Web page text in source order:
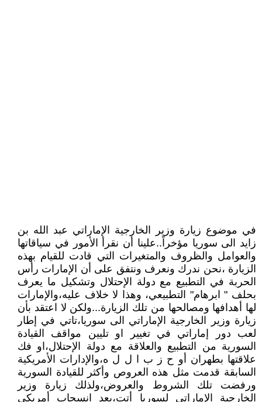
في موضوع زيارة وزير الخارجية الإماراتي عبد الله بن
زايد الى سوريا مؤخراً..علينا أن نقرأ الأمور في سياقاتها
والعوامل والظروف والمتغيرات التي قادت للقيام بهذه
الزيارة ،نحن ندرك ونعرف ونتفق على أن الإمارات رأس
الحربة في التطبيع مع دولة الإحتلال وتشكيل ما يعرف
بحلف " ابرهام" التطبيعي، وهذا لا خلاف عليه،والإمارات
لها أهدافها ومصالحها من تلك الزيارة...ولكن لا اعتقد بأن
زيارة وزير الخارجية الإماراتي الى سوريا،تاتي في إطار
لعب دور إماراتي في تغيير او تليين مواقف القيادة
السورية من التطبيع والعلاقة مع دولة الإحتلال،او فك
علاقتها بطهران أو ح ز ب ا ل ل ه،والإدارات الأمريكية
السابقة قدمت مثل هذه العروص وأكثر للقيادة السورية
ورفضت تلك الشروط والعروض،ولذلك زيارة وزير
الخارجية الإماراتي لسوريا أتت،بعد انسحاب أمريكي